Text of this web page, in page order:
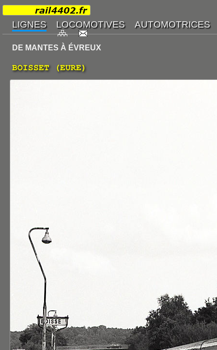
DE MANTES À ÉVREUX
BOISSET (EURE)